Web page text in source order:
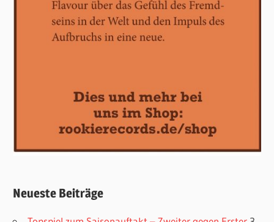
Neueste Beiträge